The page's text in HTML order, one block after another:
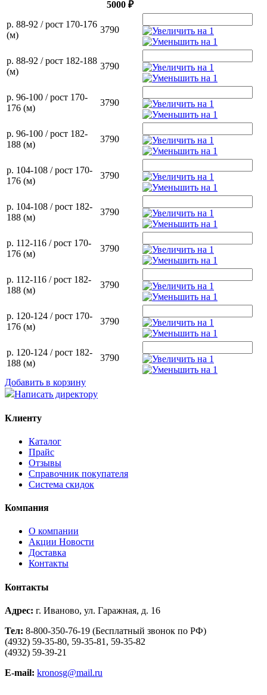
5000 ₽
р. 88-92 / рост 170-176
(м)
3790
р. 88-92 / рост 182-188
(м)
3790
р. 96-100 / рост 170-
176 (м)
3790
р. 96-100 / рост 182-
188 (м)
3790
р. 104-108 / рост 170-
176 (м)
3790
р. 104-108 / рост 182-
188 (м)
3790
р. 112-116 / рост 170-
176 (м)
3790
р. 112-116 / рост 182-
188 (м)
3790
р. 120-124 / рост 170-
176 (м)
3790
р. 120-124 / рост 182-
188 (м)
3790
Добавить в корзину
Написать директору
Клиенту
Каталог
Прайс
Отзывы
Справочник покупателя
Система скидок
Компания
О компании
Aкции Новости
Доставка
Контакты
Контакты
Адрес: г. Иваново, ул. Гаражная, д. 16
Тел: 8-800-350-76-19 (Бесплатный звонок по РФ)
(4932) 59-35-80, 59-35-81, 59-35-82
(4932) 59-39-21
E-mail: kronosg@mail.ru